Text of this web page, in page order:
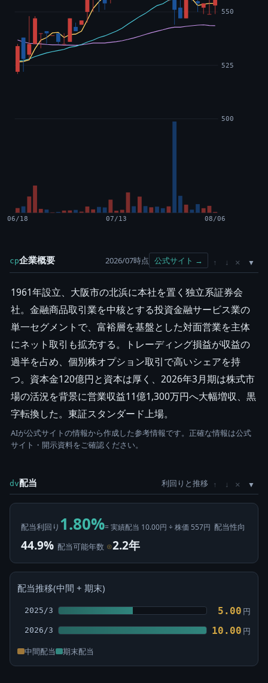
500
525
550
06/18 07/13 08/06
cp企業概要 2026/07時点 公式サイト → ↑ ↓ ×
1961年設立、大阪市の北浜に本社を置く独立系証券会
社。金融商品取引業を中核とする投資金融サービス業の
単一セグメントで、富裕層を基盤とした対面営業を主体
にネット取引も拡充する。トレーディング損益が収益の
過半を占め、個別株オプション取引で高いシェアを持
つ。資本金120億円と資本は厚く、2026年3月期は株式市
場の活況を背景に営業収益11億1,300万円へ大幅増収、黒
字転換した。東証スタンダード上場。
AIが公式サイトの情報から作成した参考情報です。正確な情報は公式
サイト・開示資料をご確認ください。
dv配当 利回りと推移 ↑ ↓ ×
配当利回り 1.80%= 実績配当 10.00円 ÷ 株価 557円 配当性向
44.9% 配当可能年数 ⊙2.2年
配当推移(中間 + 期末)
2025/3 5.00 円
2026/3 10.00 円
中間配当 期末配当